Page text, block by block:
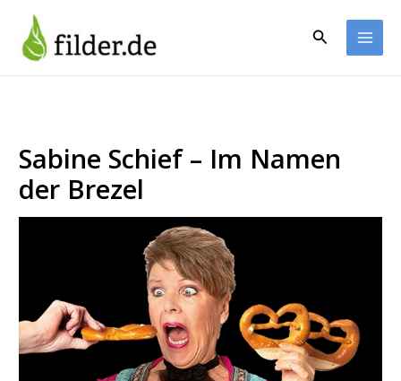
Inhalt
springen
Suchen
Sabine Schief – Im Namen
der Brezel